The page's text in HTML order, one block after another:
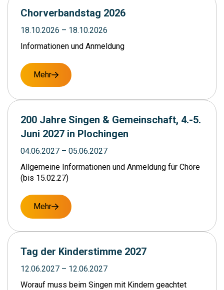
Chorverbandstag 2026
18.10.2026 – 18.10.2026
Informationen und Anmeldung
Mehr
200 Jahre Singen & Gemeinschaft, 4.-5.
Juni 2027 in Plochingen
04.06.2027 – 05.06.2027
Allgemeine Informationen und Anmeldung für Chöre
(bis 15.02.27)
Mehr
Tag der Kinderstimme 2027
12.06.2027 – 12.06.2027
Worauf muss beim Singen mit Kindern geachtet